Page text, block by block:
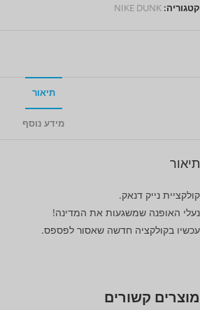
קטגוריה: NIKE DUNK
תיאור
מידע נוסף
תיאור
קולקציית נייק דנאק.
נעלי האופנה שמשגעות את המדינה!
עכשיו בקולקציה חדשה שאסור לפספס.
מוצרים קשורים